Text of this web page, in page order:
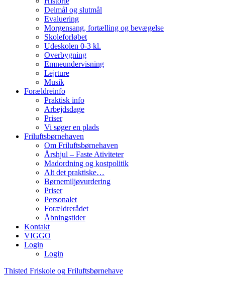
Delmål og slutmål
Evaluering
Morgensang, fortælling og bevægelse
Skoleforløbet
Udeskolen 0-3 kl.
Overbygning
Emneundervisning
Lejrture
Musik
Forældreinfo
Praktisk info
Arbejdsdage
Priser
Vi søger en plads
Friluftsbørnehaven
Om Friluftsbørnehaven
Årshjul – Faste Ativiteter
Madordning og kostpolitik
Alt det praktiske…
Børnemiljøvurdering
Priser
Personalet
Forældrerådet
Åbningstider
Kontakt
VIGGO
Login
Login
Thisted Friskole og Friluftsbørnehave